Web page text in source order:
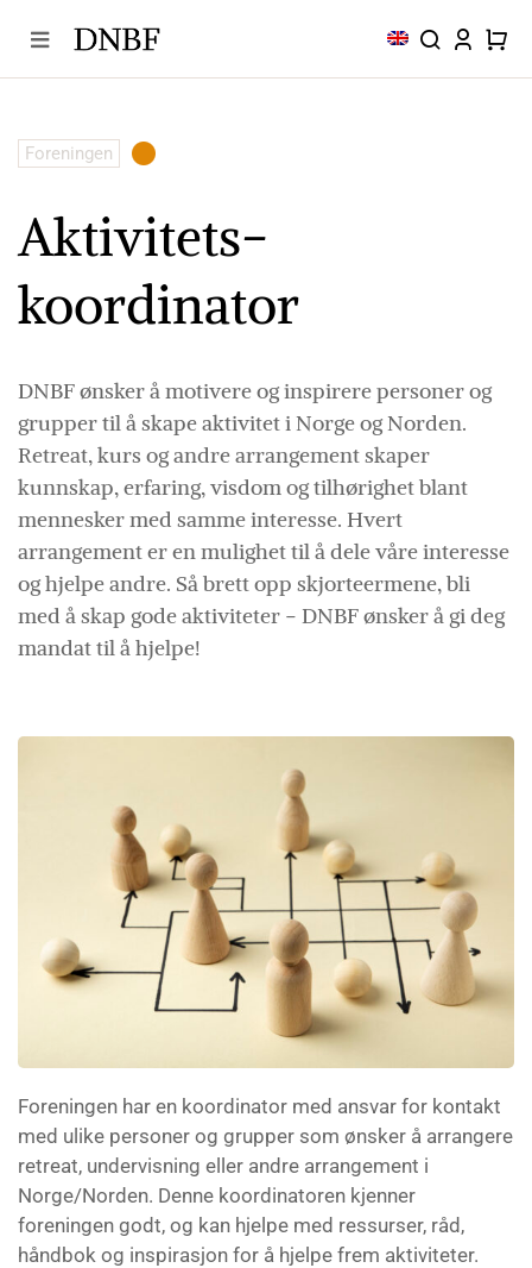
content
Foreningen
Aktivitets-
koordinator
DNBF ønsker å motivere og inspirere personer og
grupper til å skape aktivitet i Norge og Norden.
Retreat, kurs og andre arrangement skaper
kunnskap, erfaring, visdom og tilhørighet blant
mennesker med samme interesse. Hvert
arrangement er en mulighet til å dele våre interesse
og hjelpe andre. Så brett opp skjorteermene, bli
med å skap gode aktiviteter − DNBF ønsker å gi deg
mandat til å hjelpe!
Foreningen har en koordinator med ansvar for kontakt
med ulike personer og grupper som ønsker å arrangere
retreat, undervisning eller andre arrangement i
Norge/Norden. Denne koordinatoren kjenner
foreningen godt, og kan hjelpe med ressurser, råd,
håndbok og inspirasjon for å hjelpe frem aktiviteter.